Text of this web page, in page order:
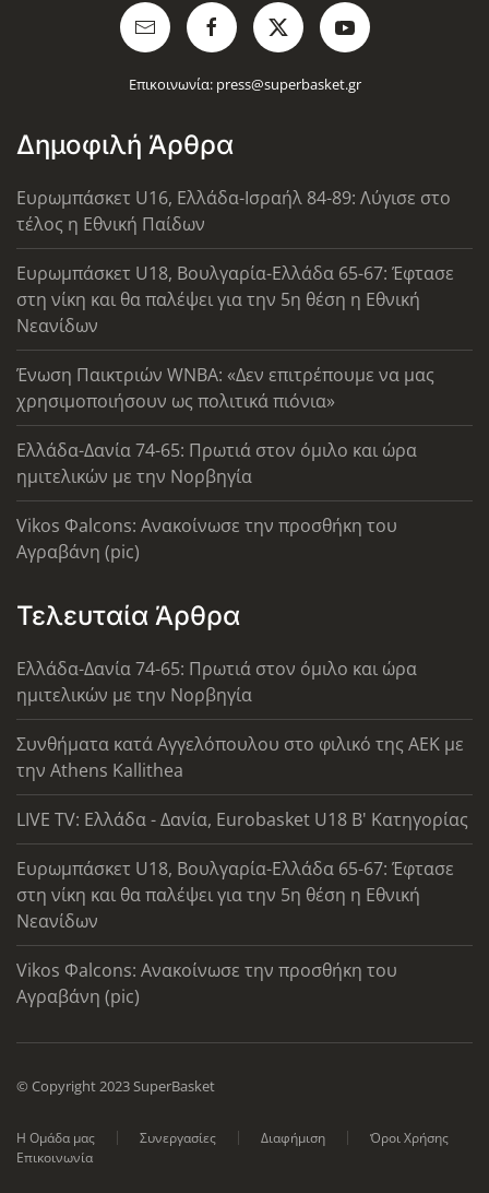
Επικοινωνία: press@superbasket.gr
Δημοφιλή Άρθρα
Ευρωμπάσκετ U16, Ελλάδα-Ισραήλ 84-89: Λύγισε στο
τέλος η Εθνική Παίδων
Ευρωμπάσκετ U18, Βουλγαρία-Ελλάδα 65-67: Έφτασε
στη νίκη και θα παλέψει για την 5η θέση η Εθνική
Νεανίδων
Ένωση Παικτριών WNBA: «Δεν επιτρέπουμε να μας
χρησιμοποιήσουν ως πολιτικά πιόνια»
Ελλάδα-Δανία 74-65: Πρωτιά στον όμιλο και ώρα
ημιτελικών με την Νορβηγία
Vikos Φalcons: Ανακοίνωσε την προσθήκη του
Αγραβάνη (pic)
Τελευταία Άρθρα
Ελλάδα-Δανία 74-65: Πρωτιά στον όμιλο και ώρα
ημιτελικών με την Νορβηγία
Συνθήματα κατά Αγγελόπουλου στο φιλικό της ΑΕΚ με
την Athens Kallithea
LIVE TV: Ελλάδα - Δανία, Eurobasket U18 Β' Κατηγορίας
Ευρωμπάσκετ U18, Βουλγαρία-Ελλάδα 65-67: Έφτασε
στη νίκη και θα παλέψει για την 5η θέση η Εθνική
Νεανίδων
Vikos Φalcons: Ανακοίνωσε την προσθήκη του
Αγραβάνη (pic)
© Copyright 2023 SuperBasket
Η Ομάδα μας Συνεργασίες Διαφήμιση
Όροι Χρήσης
Επικοινωνία